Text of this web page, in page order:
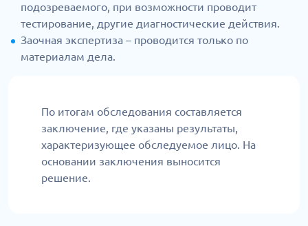
подозреваемого, при возможности проводит
тестирование, другие диагностические действия.
Заочная экспертиза – проводится только по
материалам дела.
По итогам обследования составляется
заключение, где указаны результаты,
характеризующее обследуемое лицо. На
основании заключения выносится
решение.